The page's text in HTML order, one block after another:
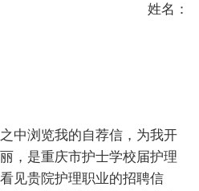
姓名：
中浏览我的自荐信，为我开
，是重庆市护士学校届护理
见贵院护理职业的招聘信